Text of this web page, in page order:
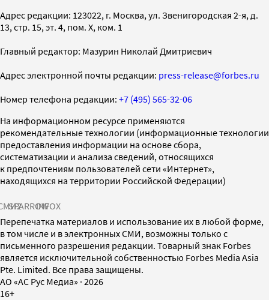
Адрес редакции: 123022, г. Москва, ул. Звенигородская 2-я, д.
13, стр. 15, эт. 4, пом. X, ком. 1
Главный редактор: Мазурин Николай Дмитриевич
Адрес электронной почты редакции: press-release@forbes.ru
Номер телефона редакции: +7 (495) 565-32-06
На информационном ресурсе применяются
рекомендательные технологии (информационные технологии
предоставления информации на основе сбора,
систематизации и анализа сведений, относящихся
к предпочтениям пользователей сети «Интернет»,
находящихся на территории Российской Федерации)
SPARROWINFOX
Перепечатка материалов и использование их в любой форме,
в том числе и в электронных СМИ, возможны только с
письменного разрешения редакции. Товарный знак Forbes
является исключительной собственностью Forbes Media Asia
Pte. Limited. Все права защищены.
AO «АС Рус Медиа» · 2026
16+